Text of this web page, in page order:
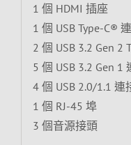
1 個 HDMI 插座
1 個 USB Type-C®
2 個 USB 3.2 Gen 2
5 個 USB 3.2 Gen 1
4 個 USB 2.0/1.1 連
1 個 RJ-45 埠
3 個音源接頭